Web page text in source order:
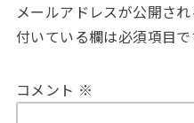
メールアドレスが公開され
付いている欄は必須項目で
コメント ※